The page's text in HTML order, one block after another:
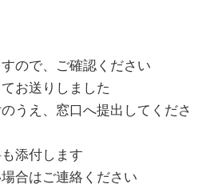
ので、ご確認ください
お送りしました
うえ、窓口へ提出してくださ
添付します
合はご連絡ください